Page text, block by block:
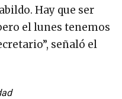
Hay que ser
el lunes tenemos
señaló el